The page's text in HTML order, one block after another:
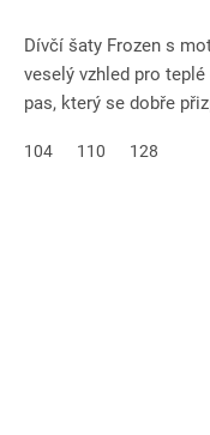
Dívčí šaty Frozen s
veselý vzhled pro
pas, který se dobře
104 110 128